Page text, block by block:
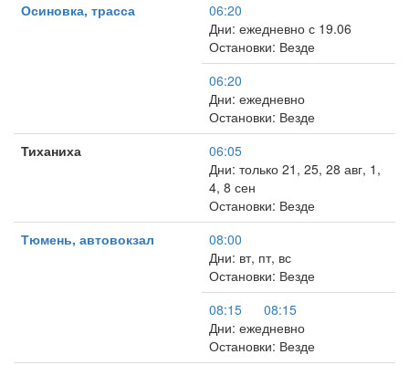
Осиновка, трасса
06:20
Дни: ежедневно с 19.06
Остановки: Везде
06:20
Дни: ежедневно
Остановки: Везде
Тиханиха
06:05
Дни: только 21, 25, 28 авг, 1,
4, 8 сен
Остановки: Везде
Тюмень, автовокзал
08:00
Дни: вт, пт, вс
Остановки: Везде
08:15
08:15
Дни: ежедневно
Остановки: Везде